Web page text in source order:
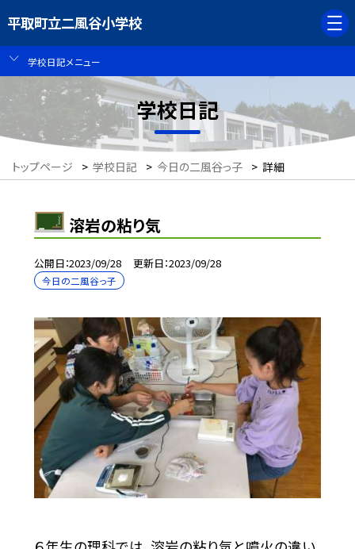
平取町立二風谷小学校
学校日記メニュー
学校日記
トップページ > 学校日記 > 今日の二風谷っ子 > 詳細
溶岩の粘り気
公開日 2023/09/28 更新日 2023/09/28
今日の二風谷っ子